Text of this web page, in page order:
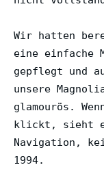
Wir hatten
eine einfache
gepflegt und
unsere
glamourös.
klickt, sieht
Navigation,
1994.